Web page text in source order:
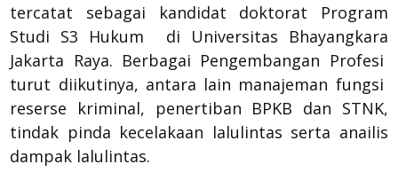
tercatat sebagai kandidat doktorat Program
Studi S3 Hukum di Universitas Bhayangkara
Jakarta Raya. Berbagai Pengembangan Profesi
turut diikutinya, antara lain manajeman fungsi
reserse kriminal, penertiban BPKB dan STNK,
tindak pinda kecelakaan lalulintas serta anailis
dampak lalulintas.